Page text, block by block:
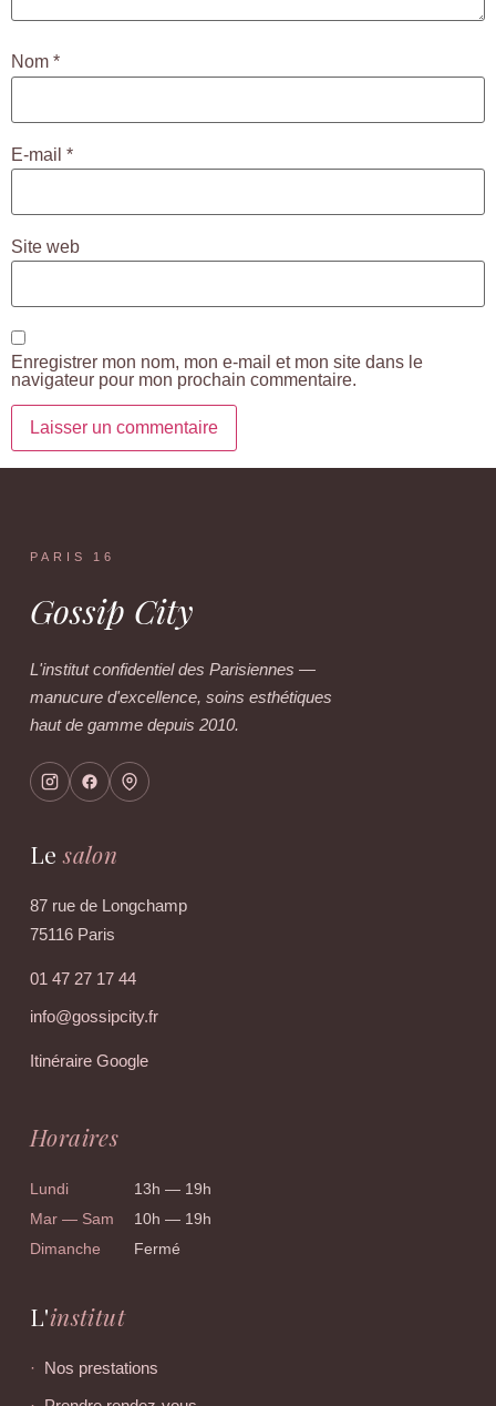
Nom *
E-mail *
Site web
Enregistrer mon nom, mon e-mail et mon site dans le
navigateur pour mon prochain commentaire.
PARIS 16
Gossip City
L'institut confidentiel des Parisiennes —
manucure d'excellence, soins esthétiques
haut de gamme depuis 2010.
Lesalon
87 rue de Longchamp
75116 Paris
01 47 27 17 44
info@gossipcity.fr
Itinéraire Google
Horaires
Lundi
13h — 19h
Mar — Sam
10h — 19h
Dimanche
Fermé
L'institut
Nos prestations